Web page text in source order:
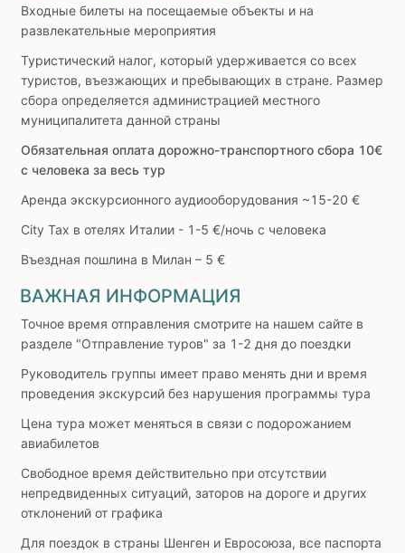
Входные билеты на посещаемые объекты и на
развлекательные мероприятия
Туристический налог, который удерживается со всех
туристов, въезжающих и пребывающих в стране. Размер
сбора определяется администрацией местного
муниципалитета данной страны
Обязательная оплата дорожно-транспортного сбора 10€
с человека за весь тур
Аренда экскурсионного аудиооборудования ~15-20 €
City Tax в отелях Италии - 1-5 €/ночь с человека
Въездная пошлина в Милан – 5 €
ВАЖНАЯ ИНФОРМАЦИЯ
Точное время отправления смотрите на нашем сайте в
разделе "Отправление туров" за 1-2 дня до поездки
Руководитель группы имеет право менять дни и время
проведения экскурсий без нарушения программы тура
Цена тура может меняться в связи с подорожанием
авиабилетов
Свободное время действительно при отсутствии
непредвиденных ситуаций, заторов на дороге и других
отклонений от графика
Для поездок в страны Шенген и Евросоюза, все паспорта